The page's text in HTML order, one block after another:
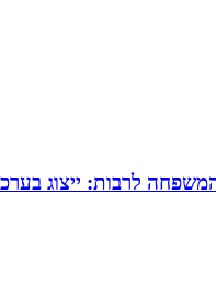
המשפחה לרבות: ייצוג